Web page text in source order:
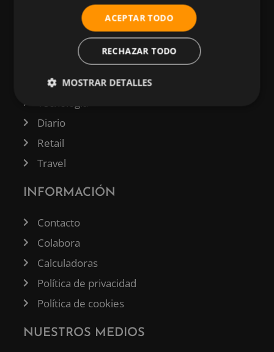
Nutrición
Business
Tecnología
Diario
Retail
Travel
INFORMACIÓN
Contacto
Colabora
Calculadoras
Política de privacidad
Política de cookies
NUESTROS MEDIOS
ACEPTAR TODO
RECHAZAR TODO
MOSTRAR DETALLES